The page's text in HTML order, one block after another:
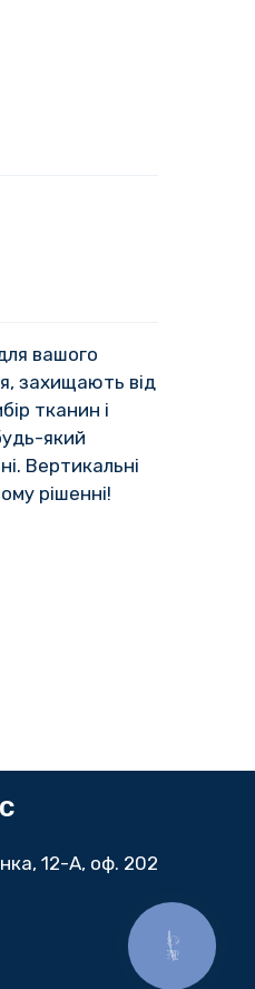
вашого
захищають від
тканин і
який
Вертикальні
рішенні!
12-А, оф. 202
КНОПКА
ЗВ'ЯЗКУ